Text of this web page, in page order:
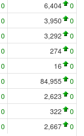
0 6,404
0
0 3,950
0
0 3,292
0
0 274
0
0 16
0
0 84,955
0
0 2,623
0
0 322
0
0 2,667 0